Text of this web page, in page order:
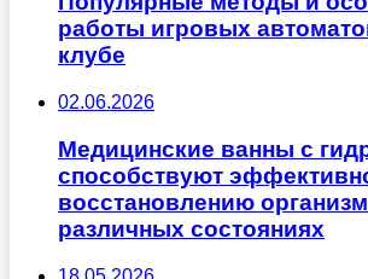
работы игровых
клубе
02.06.2026
Медицинские ванны с
способствуют
восстановлению
различных состояниях